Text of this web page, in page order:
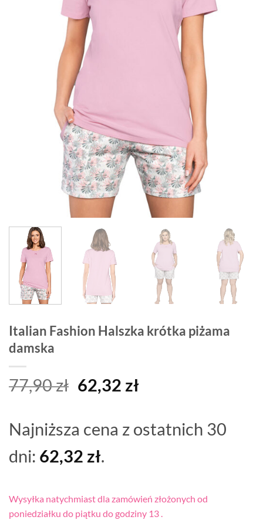
Italian Fashion Halszka krótka piżama
damska
77,90zł Pierwotna
77,90 zł.
62,32 złAktualna
62,32 zł.
Najniższa cena z ostatnich 30
dni: 62,32 zł.
Wysyłka natychmiast dla zamówień złożonych od
poniedziałku do piątku do godziny 13 .